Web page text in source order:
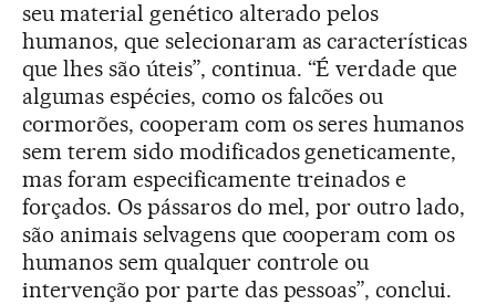
seu material genético alterado pelos
humanos, que selecionaram as características
que lhes são úteis”, continua. “É verdade que
algumas espécies, como os falcões ou
cormorões, cooperam com os seres humanos
sem terem sido modificados geneticamente,
mas foram especificamente treinados e
forçados. Os pássaros do mel, por outro lado,
são animais selvagens que cooperam com os
humanos sem qualquer controle ou
intervenção por parte das pessoas”, conclui.